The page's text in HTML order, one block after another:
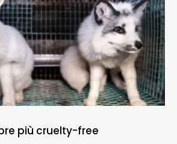
più cruelty-free